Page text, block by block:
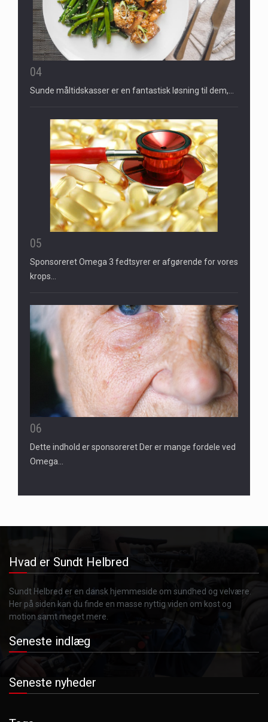
04
Sunde måltidskasser er en fantastisk løsning til dem,…
05
Sponsoreret Omega 3 fedtsyrer er afgørende for vores
krops…
06
Dette indhold er sponsoreret Der er mange fordele ved
Omega…
Hvad er Sundt Helbred
Sundt Helbred er en dansk hjemmeside om sundhed og velvære.
Her på siden kan du finde en masse nyttig viden om kost og
motion samt meget mere.
Seneste indlæg
Seneste nyheder